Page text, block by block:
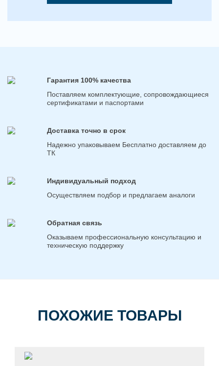
Гарантия 100% качества
Поставляем комплектующие, сопровождающиеся
сертификатами и паспортами
Доставка точно в срок
Надежно упаковываем Бесплатно доставляем до
ТК
Индивидуальный подход
Осуществляем подбор и предлагаем аналоги
Обратная связь
Оказываем профессиональную консультацию и
техническую поддержку
ПОХОЖИЕ ТОВАРЫ